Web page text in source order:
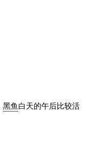
黑鱼 白天的午后比较活